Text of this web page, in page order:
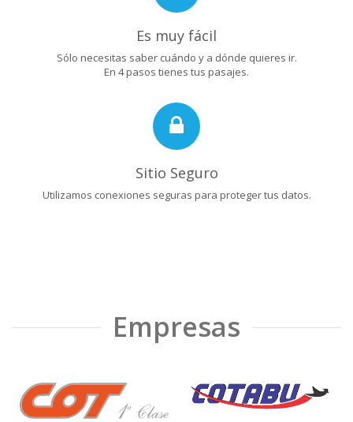
Es muy fácil
Sólo necesitas saber cuándo y a dónde quieres ir.
En 4 pasos tienes tus pasajes.
Sitio Seguro
Utilizamos conexiones seguras para proteger tus datos.
Empresas
❮ ❯